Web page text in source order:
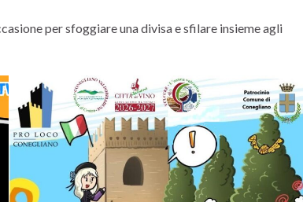
per sfoggiare una divisa e sfilare insieme agli